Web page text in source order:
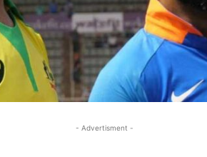
- Advertisment -